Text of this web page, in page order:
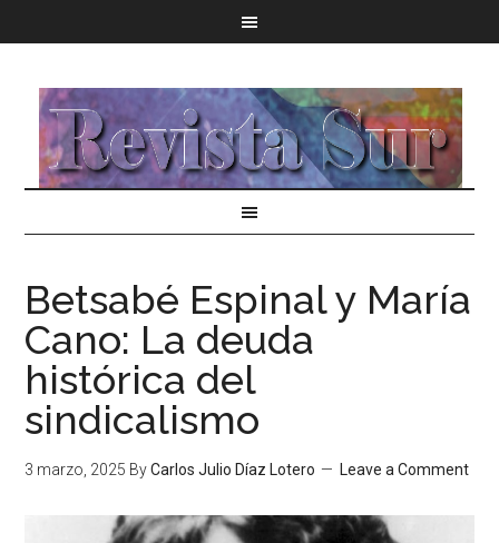
Betsabé Espinal y María
Cano: La deuda
histórica del
sindicalismo
3 marzo, 2025 ByCarlos Julio Díaz Lotero Leave a Comment